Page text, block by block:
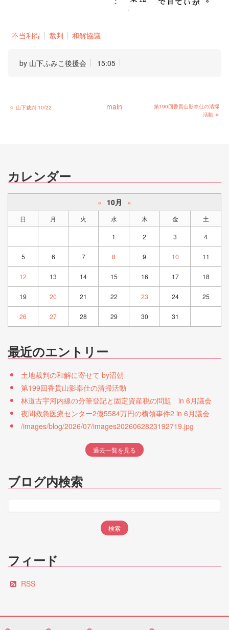
不当利得 裁判 和解協議
by 山下ふみこ後援会 15:05
« 山下裁判 10/22 main
第190回香貫山影奉仕の清掃
活動»
カレンダー
« 10月 »
日 月 火 水 木 金 土
1 2 3 4
5 6 7 8 9 10 11
12 13 14 15 16 17 18
19 20 21 22 23 24 25
26 27 28 29 30 31
最近のエントリー
土地裁判の和解に寄せて by沼朝
第199回香貫山影奉仕の清掃活動
林道古宇河内線の分筆登記と固定資産税の問題 in 6月議会
夜間救急医療センター2億5584万円の横領事件2 in 6月議会
/images/blog/2026/07/images2026062823192719.jpg
過去一覧を見る
ブログ内検索
フィード
RSS